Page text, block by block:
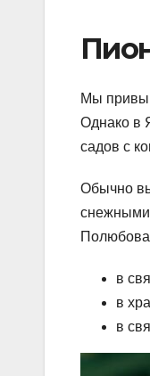
Мы
Однако в
садов с
Обычно
снежными
в
в
в